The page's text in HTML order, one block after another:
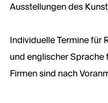
Ausstellungen des
Individuelle Termine für
und englischer Sprache
Firmen sind nach